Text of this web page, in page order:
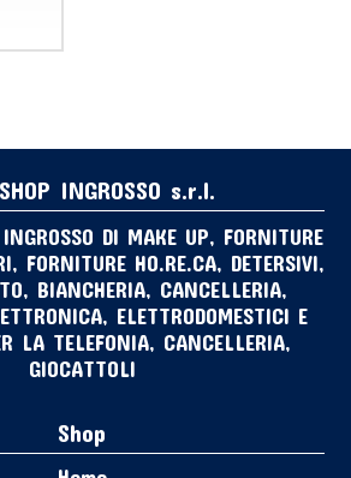
INGROSSO s.r.l.
DI MAKE UP, FORNITURE
FORNITURE HO.RE.CA, DETERSIVI,
BIANCHERIA, CANCELLERIA,
ELETTRODOMESTICI E
LA TELEFONIA, CANCELLERIA,
GIOCATTOLI
Shop